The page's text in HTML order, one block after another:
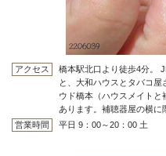
アクセス
橋本駅北口より徒歩4分。
と、大和ハウスとタバコ
ウド橋本（ハウスメイト
あります。補聴器屋の横に
営業時間
平日 9：00～20：00 土